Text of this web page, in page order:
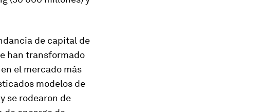
de capital de
han transformado
el mercado más
modelos de
se rodearon de